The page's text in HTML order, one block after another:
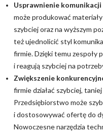
Usprawnienie
może produkować
szybciej oraz na wyższym
też ujednolicić styl
firmie. Dzięki temu zespoły
i reagują szybciej na
Zwiększenie
firmie działać szybciej,
Przedsiębiorstwo może
i dostosowywać ofertę do
Nowoczesne narzędzia